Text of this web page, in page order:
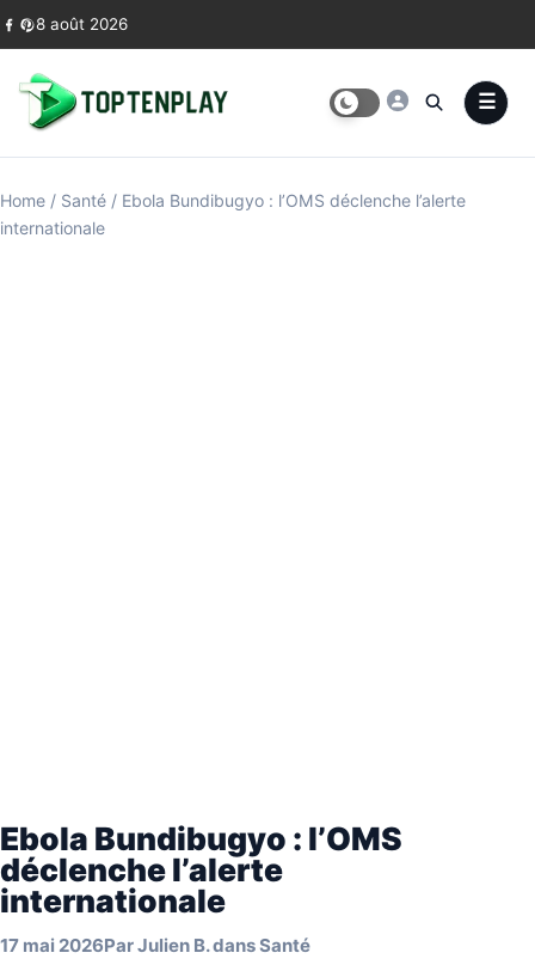
Skip to content
8 août 2026
Home / Santé / Ebola Bundibugyo : l’OMS déclenche l’alerte
internationale
Ebola Bundibugyo : l’OMS
déclenche l’alerte
internationale
17 mai 2026ParJulien B.dansSanté